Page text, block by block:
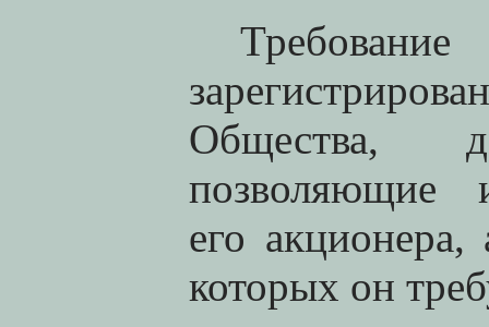
Общества,
позволяющие
его
которых он